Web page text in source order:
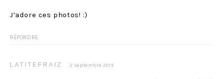
J’adore ces photos! :)
RÉPONDRE
LATITEFRAIZ 2 septembre 2015